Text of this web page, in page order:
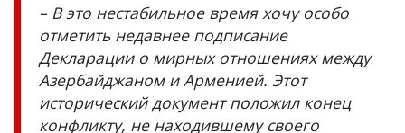
– В это нестабильное время хочу особо
отметить недавнее подписание
Декларации о мирных отношениях между
Азербайджаном и Арменией. Этот
исторический документ положил конец
конфликту, не находившему своего